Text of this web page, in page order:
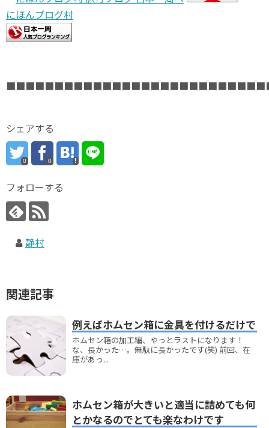
にほんブログ村
シェアする
0 0
フォローする
静村
関連記事
例えばホムセン箱に金具を付けるだけで
ホムセン箱の加工編、やっとラストになります！
な、長かった…。無駄に長かったです(笑) 前回、在
庫があっ...
ホムセン箱が大きいと適当に詰めても何
とかなるのでとても楽なわけです